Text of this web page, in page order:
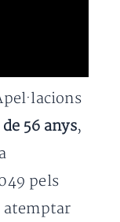
56 anys,
pels